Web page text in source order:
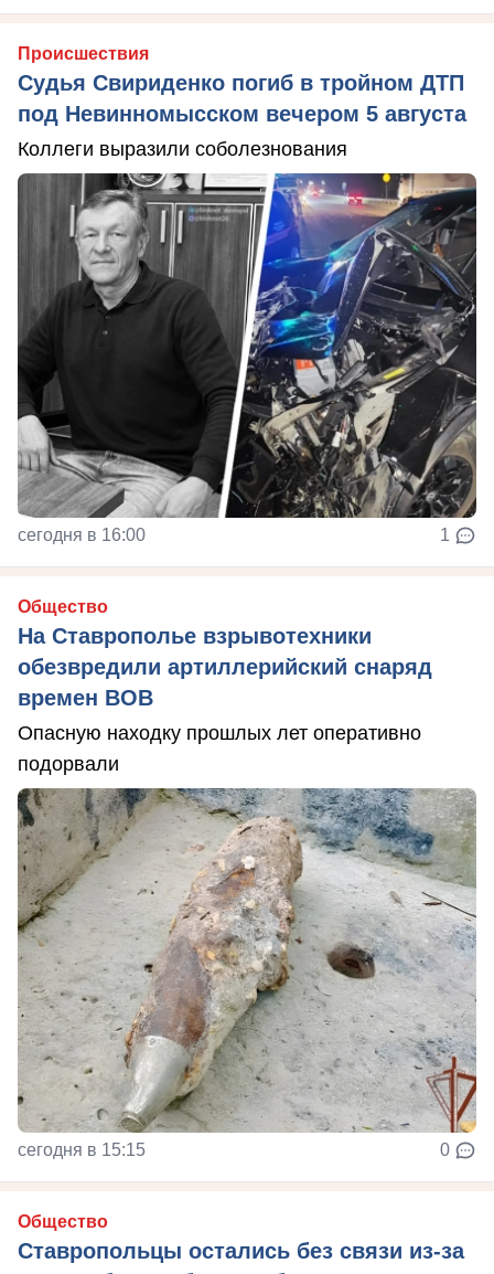
Происшествия
Судья Свириденко погиб в тройном ДТП
под Невинномысском вечером 5 августа
Коллеги выразили соболезнования
сегодня в 16:00 1
Общество
На Ставрополье взрывотехники
обезвредили артиллерийский снаряд
времен ВОВ
Опасную находку прошлых лет оперативно
подорвали
сегодня в 15:15 0
Общество
Ставропольцы остались без связи из-за